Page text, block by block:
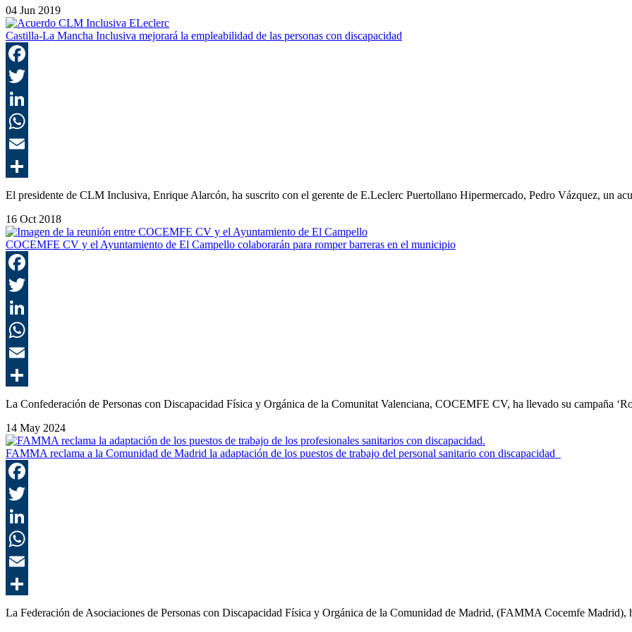
04 Jun 2019
Castilla-La Mancha Inclusiva mejorará la empleabilidad de las personas con discapacidad
El presidente de CLM Inclusiva, Enrique Alarcón, ha suscrito con el gerente de E.Leclerc Puertollano Hipermercado, Pedro Vázquez, un
16 Oct 2018
COCEMFE CV y el Ayuntamiento de El Campello colaborarán para romper barreras en el municipio
La Confederación de Personas con Discapacidad Física y Orgánica de la Comunitat Valenciana, COCEMFE CV, ha llevado su campaña
14 May 2024
FAMMA reclama a la Comunidad de Madrid la adaptación de los puestos de trabajo del personal sanitario con discapacidad
La Federación de Asociaciones de Personas con Discapacidad Física y Orgánica de la Comunidad de Madrid, (FAMMA Cocemfe